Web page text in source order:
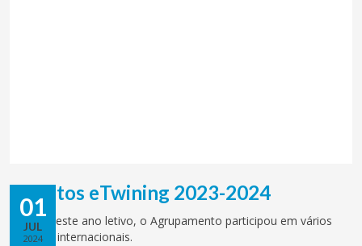
01
JUL
2024
Projetos eTwining 2023-2024
Durante este ano letivo, o Agrupamento participou em vários
projetos internacionais.